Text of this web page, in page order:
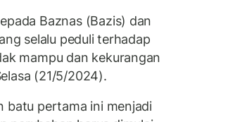
Baznas (Bazis) dan
selalu peduli terhadap
mampu dan kekurangan
(21/5/2024).
batu pertama ini menjadi